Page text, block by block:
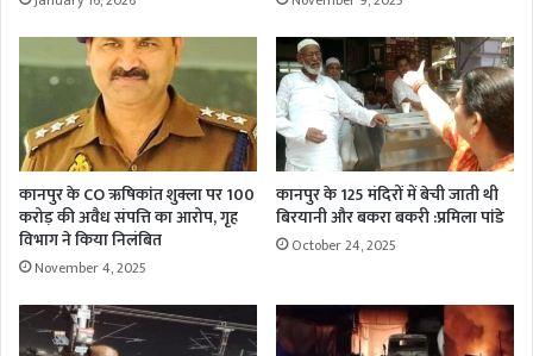
कानपुर के CO ऋषिकांत शुक्ला पर 100
करोड़ की अवैध संपत्ति का आरोप, गृह
विभाग ने किया निलंबित
November 4, 2025
कानपुर के 125 मंदिरों में बेची जाती थी
बिरयानी और बकरा बकरी :प्रमिला पांडे
October 24, 2025